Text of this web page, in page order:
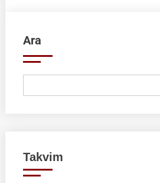
Ara
Takvim